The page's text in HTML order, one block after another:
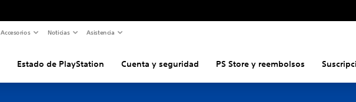
Accesorios Noticias Asistencia
Estado de PlayStation Cuenta y seguridad PS Store y reembolsos